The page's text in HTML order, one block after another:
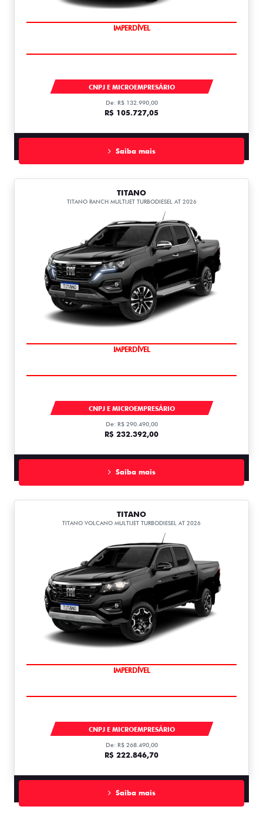
IMPERDÍVEL
CNPJ E MICROEMPRESÁRIO
De: R$ 132.990,00
R$ 105.727,05
Saiba mais
TITANO
TITANO RANCH MULTIJET TURBODIESEL AT 2026
IMPERDÍVEL
CNPJ E MICROEMPRESÁRIO
De: R$ 290.490,00
R$ 232.392,00
Saiba mais
TITANO
TITANO VOLCANO MULTIJET TURBODIESEL AT 2026
IMPERDÍVEL
CNPJ E MICROEMPRESÁRIO
De: R$ 268.490,00
R$ 222.846,70
Saiba mais